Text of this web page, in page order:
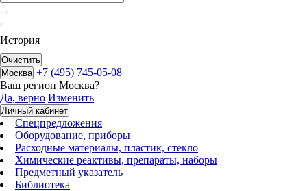
История
Очистить
Москва +7 (495) 745-05-08
Ваш регион Москва?
Да, верно Изменить
Личный кабинет
Спецпредложения
Оборудование, приборы
Расходные материалы, пластик, стекло
Химические реактивы, препараты, наборы
Предметный указатель
Библиотека